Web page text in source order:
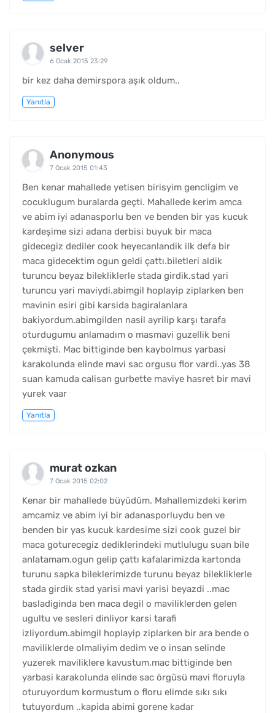
selver
6 Ocak 2015 23:29
bir kez daha demirspora aşık oldum..
Yanıtla
Anonymous
7 Ocak 2015 01:43
Ben kenar mahallede yetisen birisyim gencligim ve
cocuklugum buralarda geçti. Mahallede kerim amca
ve abim iyi adanasporlu ben ve benden bir yas kucuk
kardeşime sizi adana derbisi buyuk bir maca
gidecegiz dediler cook heyecanlandik ilk defa bir
maca gidecektim ogun geldi çattı.biletleri aldik
turuncu beyaz bilekliklerle stada girdik.stad yari
turuncu yari maviydi.abimgil hoplayip ziplarken ben
mavinin esiri gibi karsida bagiralanlara
bakiyordum.abimgilden nasil ayrilip karşı tarafa
oturdugumu anlamadım o masmavi guzellik beni
çekmişti. Mac bittiginde ben kaybolmus yarbasi
karakolunda elinde mavi sac orgusu flor vardi..yas 38
suan kamuda calisan gurbette maviye hasret bir mavi
yurek vaar
Yanıtla
murat ozkan
7 Ocak 2015 02:02
Kenar bir mahallede büyüdüm. Mahallemizdeki kerim
amcamiz ve abim iyi bir adanasporluydu ben ve
benden bir yas kucuk kardesime sizi cook guzel bir
maca goturecegiz dediklerindeki mutlulugu suan bile
anlatamam.ogun gelip çattı kafalarimizda kartonda
turunu sapka bileklerimizde turunu beyaz bilekliklerle
stada girdik stad yarisi mavi yarisi beyazdi ..mac
basladiginda ben maca degil o maviliklerden gelen
ugultu ve sesleri dinliyor karsi tarafi
izliyordum.abimgil hoplayip ziplarken bir ara bende o
maviliklerde olmaliyim dedim ve o insan selinde
yuzerek maviliklere kavustum.mac bittiginde ben
yarbasi karakolunda elinde sac örgüsü mavi floruyla
oturuyordum kormustum o floru elimde sıkı sıkı
tutuyordum ..kapida abimi gorene kadar